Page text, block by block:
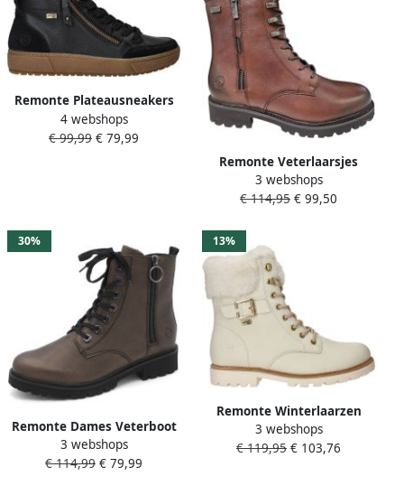
Remonte Plateausneakers
Veterboots enkellaarsjes
met waterafstotend TEX-
4 webshops
€ 99,99 € 79,99
Remonte Veterlaarsjes
Veterboots enkellaarsjes
met waterafstotend TEX-
3 webshops
€ 114,95 € 99,50
30%
Remonte Dames Veterboot
D8671 92 Brons Metallic
3 webshops
€ 114,99 € 79,99
13%
Remonte Winterlaarzen
Elisabeth Hurley-Collection
veterschoenen
3 webshops
€ 119,95 € 103,76